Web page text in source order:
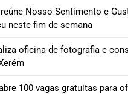
Nosso Sentimento e
neste fim de semana
oficina de fotografia e
100 vagas gratuitas para